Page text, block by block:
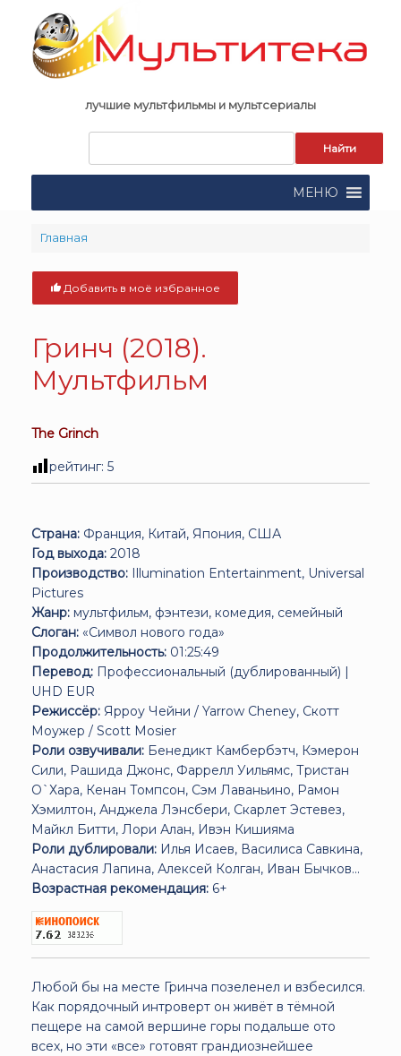
content
лучшие мультфильмы и мультсериалы
поиска:
МЕНЮ
Главная
Добавить в моё избранное
Гринч (2018).
Мультфильм
The Grinch
рейтинг: 5
Страна: Франция, Китай, Япония, США
Год выхода: 2018
Производство: Illumination Entertainment, Universal
Pictures
Жанр: мультфильм, фэнтези, комедия, семейный
Слоган: «Символ нового года»
Продолжительность: 01:25:49
Перевод: Профессиональный (дублированный) |
UHD EUR
Режиссёр: Ярроу Чейни / Yarrow Cheney, Скотт
Моужер / Scott Mosier
Роли озвучивали: Бенедикт Камбербэтч, Кэмерон
Сили, Рашида Джонс, Фаррелл Уильямс, Тристан
О`Хара, Кенан Томпсон, Сэм Лаваньино, Рамон
Хэмилтон, Анджела Лэнсбери, Скарлет Эстевез,
Майкл Битти, Лори Алан, Ивэн Кишияма
Роли дублировали: Илья Исаев, Василиса Савкина,
Анастасия Лапина, Алексей Колган, Иван Бычков...
Возрастная рекомендация: 6+
Любой бы на месте Гринча позеленел и взбесился.
Как порядочный интроверт он живёт в тёмной
пещере на самой вершине горы подальше ото
всех, но эти «все» готовят грандиознейшее